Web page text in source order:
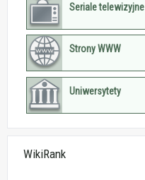
Seriale telewizyjne
Strony WWW
Uniwersytety
WikiRank